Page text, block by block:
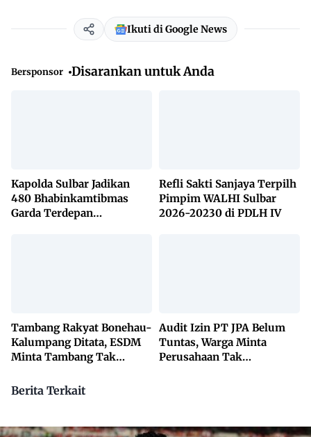
Ikuti di Google News
Bersponsor Disarankan untuk Anda
Kapolda Sulbar Jadikan
480 Bhabinkamtibmas
Garda Terdepan
Refli Sakti Sanjaya Terpilh
Pimpim WALHI Sulbar
2026-20230 di PDLH IV
Tambang Rakyat Bonehau-
Kalumpang Ditata, ESDM
Minta Tambang Tak
Audit Izin PT JPA Belum
Tuntas, Warga Minta
Perusahaan Tak
Berita Terkait